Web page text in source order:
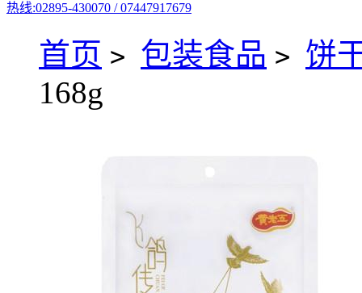
热线:02895-430070 / 07447917679
首页 > 包装食品 > 饼
168g